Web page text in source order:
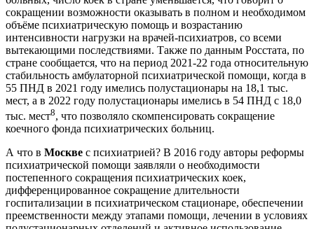
сокращении возможности оказывать в полном и необходимом
объёме психиатрическую помощь и возрастанию
интенсивности нагрузки на врачей-психиатров, со всеми
вытекающими последствиями. Также по данным Росстата, по
стране сообщается, что на период 2021-22 года относительную
стабильность амбулаторной психиатрической помощи, когда в
55 ПНД в 2021 году имелись полустационары на 18,1 тыс.
мест, а в 2022 году полустационары имелись в 54 ПНД с 18,0
тыс. мест8, что позволяло скомпенсировать сокращение
коечного фонда психиатрических больниц.
А что в Москве с психиатрией? В 2016 году авторы реформы
психиатрической помощи заявляли о необходимости
постепенного сокращения психиатрических коек,
дифференцированное сокращение длительности
госпитализации в психиатрическом стационаре, обеспечении
преемственности между этапами помощи, лечении в условиях